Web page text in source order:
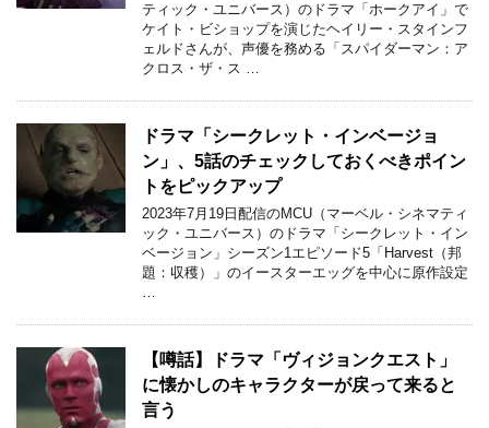
ティック・ユニバース）のドラマ「ホークアイ」で
ケイト・ビショップを演じたヘイリー・スタインフ
ェルドさんが、声優を務める「スパイダーマン：ア
クロス・ザ・ス …
ドラマ「シークレット・インベージョ
ン」、5話のチェックしておくべきポイン
トをピックアップ
2023年7月19日配信のMCU（マーベル・シネマティ
ック・ユニバース）のドラマ「シークレット・イン
ベージョン」シーズン1エピソード5「Harvest（邦
題：収穫）」のイースターエッグを中心に原作設定
【噂話】ドラマ「ヴィジョンクエスト」
に懐かしのキャラクターが戻って来ると
言う